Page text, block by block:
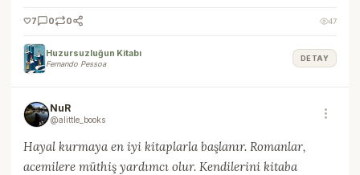
🤍7 0 0 47
Huzursuzluğun Kitabı
Fernando Pessoa
DETAY
NuR
@alittle_books
Hayal kurmaya en iyi kitaplarla başlanır. Romanlar,
acemilere müthiş yardımcı olur. Kendilerini kitaba